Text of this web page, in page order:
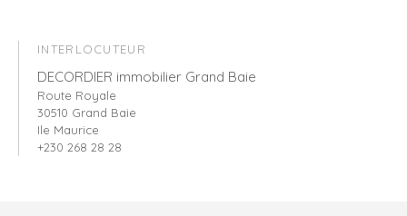
INTERLOCUTEUR
DECORDIER immobilier Grand Baie
Route Royale
30510 Grand Baie
Ile Maurice
+230 268 28 28